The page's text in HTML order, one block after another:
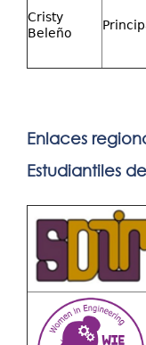
Cristy
Beleño
Enlaces
Estudiantiles